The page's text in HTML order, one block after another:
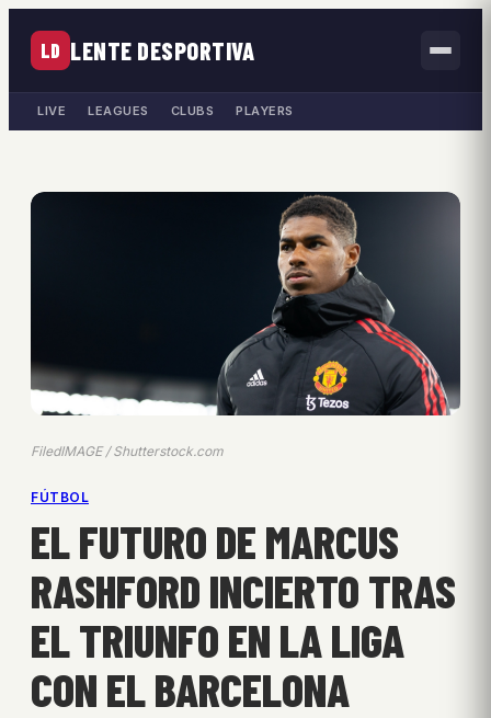
LD LENTE DESPORTIVA
LIVE LEAGUES CLUBS PLAYERS
FiledIMAGE / Shutterstock.com
FÚTBOL
EL FUTURO DE MARCUS
RASHFORD INCIERTO TRAS
EL TRIUNFO EN LA LIGA
CON EL BARCELONA